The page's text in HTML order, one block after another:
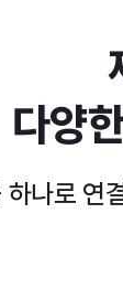
다양
나로 연